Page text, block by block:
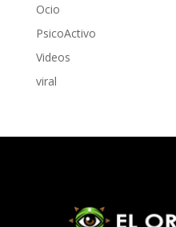
Ocio
PsicoActivo
Videos
viral